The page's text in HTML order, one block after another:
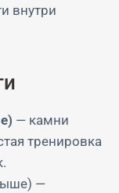
внутри
— камни
тренировка
—